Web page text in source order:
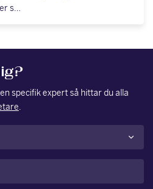
s…
specifik expert så hittar du alla
.